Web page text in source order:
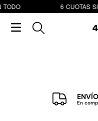
6 CUOTAS
En